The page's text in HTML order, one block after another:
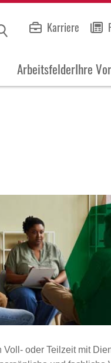
Karriere
ArbeitsfelderIhre
oder Teilzeit mit